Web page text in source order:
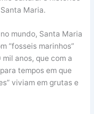
Maria.
mundo, Santa Maria
“fosseis marinhos”
anos, que com a
tempos em que
viviam em grutas e